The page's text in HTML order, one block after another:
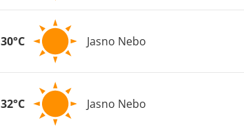
30°C Jasno Nebo
32°C Jasno Nebo